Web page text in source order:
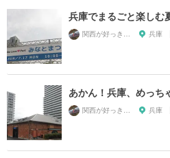
兵庫でまるごと楽しむ
関西が好っきゃねん 兵庫
あかん！兵庫、めっち
関西が好っきゃねん 兵庫